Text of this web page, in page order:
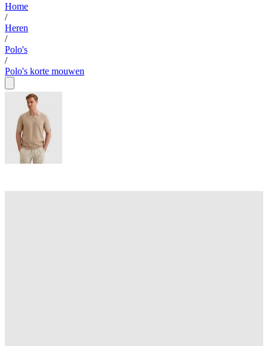
Home
/
Heren
/
Polo's
/
Polo's korte mouwen